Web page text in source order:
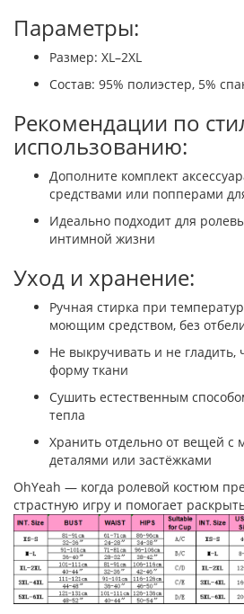
Параметры:
Размер: XL–2XL
Состав: 95% полиэстер, 5%
Рекомендации по
использованию:
Дополните комплект
средствами или попперами
Идеально подходит для
интимной жизни
Уход и хранение:
Ручная стирка при
моющим средством, без
Не выкручивать и не гладить,
форму ткани
Сушить естественным
тепла
Хранить отдельно от вещей с
деталями или застёжками
OhYeah — когда ролевой костюм
страстную игру и помогает